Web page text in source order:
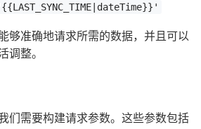
够准确地请求所需的数据，并且可以
调整。
们需要构建请求参数。这些参数包括